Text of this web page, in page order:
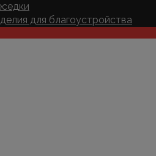
для благоустройства